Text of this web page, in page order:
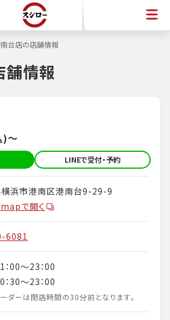
台店の店舗情報
舗情報
)～
LINEで受付・予約
浜市港南区港南台9-29-9
で開く
6081
00～23：00
30～23：00
ダーは閉店時間の30分前となります。